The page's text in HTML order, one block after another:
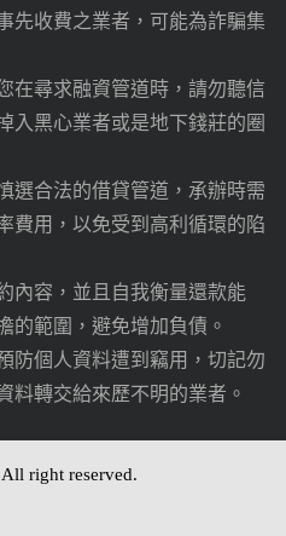
先收費之業者，可能為詐騙集
在尋求融資管道時，請勿聽信
入黑心業者或是地下錢莊的圈
選合法的借貸管道，承辦時需
費用，以免受到高利循環的陷
內容，並且自我衡量還款能
的範圍，避免增加負債。
防個人資料遭到竊用，切記勿
料轉交給來歷不明的業者。
right reserved.